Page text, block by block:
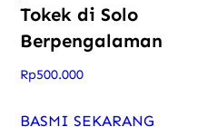
Tokek di Solo
Berpengalaman
Rp500.000
BASMI SEKARANG